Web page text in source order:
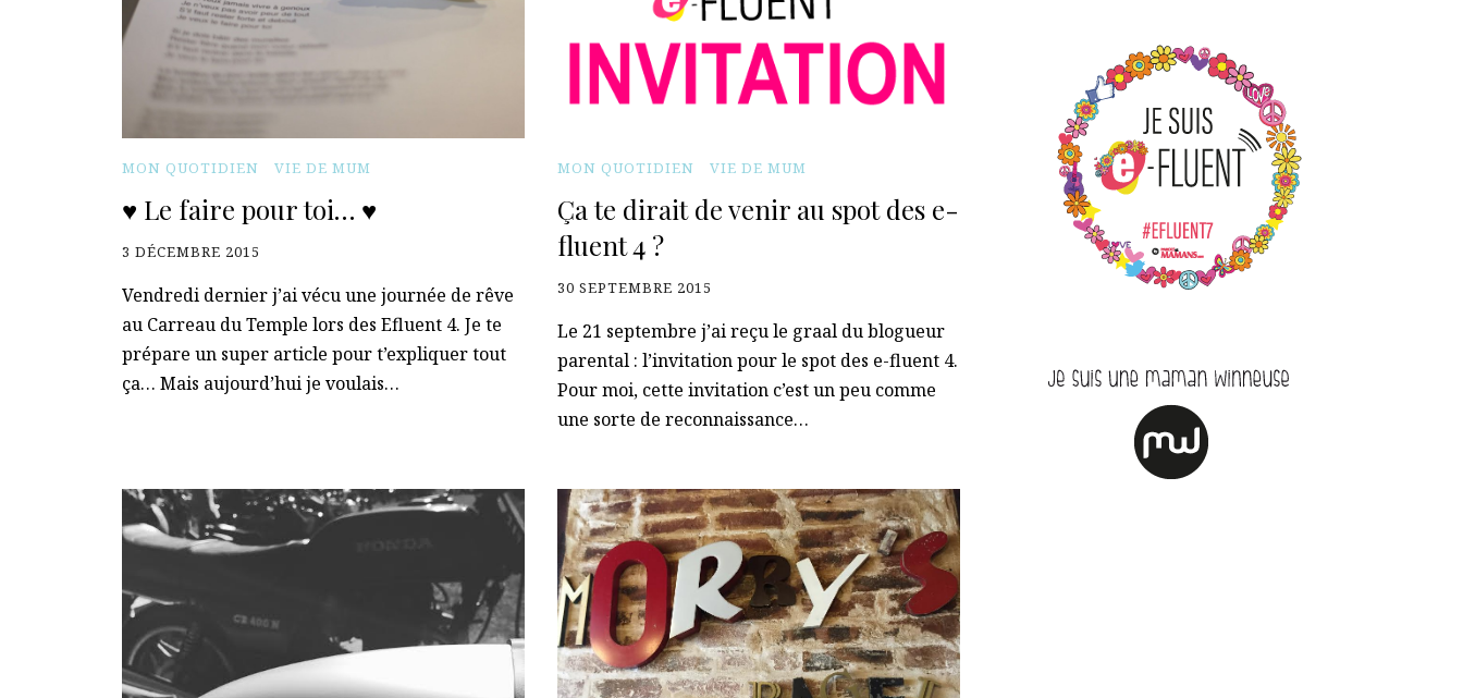
MON QUOTIDIEN VIE DE MUM
♥ Le faire pour toi… ♥
3 DÉCEMBRE 2015
Vendredi dernier j’ai vécu une journée de rêve
au Carreau du Temple lors des Efluent 4. Je te
prépare un super article pour t’expliquer tout
ça… Mais aujourd’hui je voulais…
MON QUOTIDIEN VIE DE MUM
Ça te dirait de venir au spot des e-
fluent 4 ?
30 SEPTEMBRE 2015
Le 21 septembre j’ai reçu le graal du blogueur
parental : l’invitation pour le spot des e-fluent 4.
Pour moi, cette invitation c’est un peu comme
une sorte de reconnaissance…